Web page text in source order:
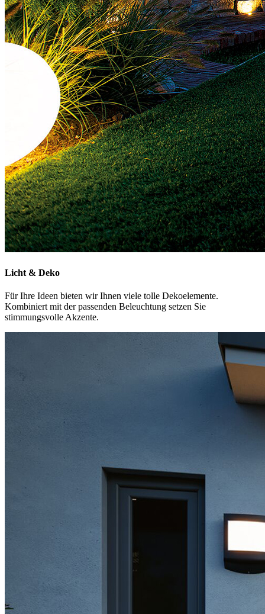
Licht & Deko
Für Ihre Ideen bieten wir Ihnen viele tolle Dekoelemente.
Kombiniert mit der passenden Beleuchtung setzen Sie
stimmungsvolle Akzente.